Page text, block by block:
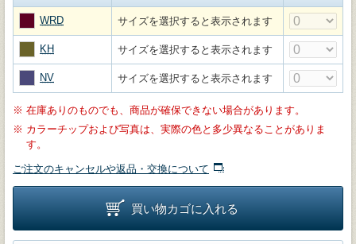
WRD サイズを選択すると表示されます
KH サイズを選択すると表示されます
NV サイズを選択すると表示されます
※ 在庫ありのものでも、商品が確保できない場合があります。
※ カラーチップおよび写真は、実際の色と多少異なることがありま
す。
ご注文のキャンセルや返品・交換について
買い物カゴに入れる